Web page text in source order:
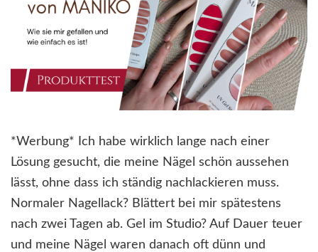
*Werbung* Ich habe wirklich lange nach einer
Lösung gesucht, die meine Nägel schön aussehen
lässt, ohne dass ich ständig nachlackieren muss.
Normaler Nagellack? Blättert bei mir spätestens
nach zwei Tagen ab. Gel im Studio? Auf Dauer teuer
und meine Nägel waren danach oft dünn und